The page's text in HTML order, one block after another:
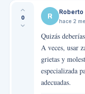
0 R Roberto
hace 2
Quizás
A veces, usar
grietas y
especializada
adecuadas.